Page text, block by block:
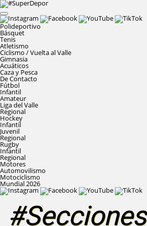
Polideportivo
Básquet
Tenis
Atletismo
Ciclismo / Vuelta al Valle
Gimnasia
Acuáticos
Caza y Pesca
De Contacto
Fútbol
Infantil
Amateur
Liga del Valle
Regional
Hockey
Infantil
Juvenil
Regional
Rugby
Infantil
Regional
Motores
Automovilismo
Motociclismo
Mundial 2026
#Secciones